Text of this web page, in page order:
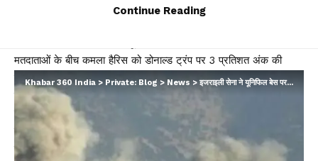
नहीं दिया था, लेकिन जैसे-जैसे उन्हें कमला के बारे में अधिक पता चला, वे
मतदाताओं के बीच कमला हैरिस को डोनाल्ड ट्रंप पर 3 प्रतिशत अंक की
मामूली बढ़त दिखाई गई। कमला हैरिस को कुल मिलाकर 46 फीसदी और ट्रंप
को 43 फीसदी मत मिले। हालांकि चुनाव जीतने के लिए युद्ध के सात मैदानों-
एरिजोना, मिशिगन, पेंसिल्वेनिया, उत्तरी कैरोलिना, नेवादा, विस्कॉन्सिन और
जॉर्जिया में बढ़त हासिल करनी होगी। फिलहाल यहां दोनों उम्मीदवारों के बीच
कड़ी प्रतिस्पर्धा दिखाई दे रही है। इसके अलावा एक बात और देखने को मिल
Continue Reading
Khabar 360 India > Private: Blog >News >इजराइली सेना ने यूनिफिल बेस पर किया हमला, भारत ने की निंदा